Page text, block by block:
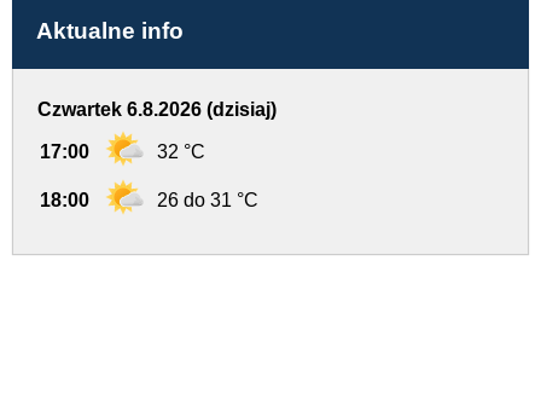
Aktualne info
Czwartek 6.8.2026 (dzisiaj)
17:00 32 °C
18:00 26 do 31 °C